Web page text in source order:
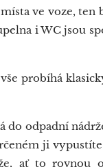
ve voze, ten
i WC jsou
probíhá
do odpadní
ji
ať to rovnou